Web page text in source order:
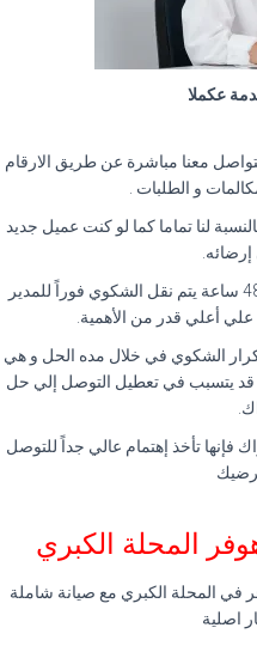
عكملا
معنا مباشرة عن طريق الارقام
و الطلبات .
لنا تماما كما لو كنت عميل جديد
و في حاله لم يتم حل مشكلتك في خلال 48 ساعة يتم نقل الشكوي فوراً للمدير
أعلي قدر من الأهمية.
الشكوي في خلال مده الحل و هي
قد يتسبب في تعطيل التوصل إلي حل
فإنها تأخذ إهتمام عالي جداً للتوصل
المحلة الكبري
في المحلة الكبري مع صيانة شاملة
اصلية